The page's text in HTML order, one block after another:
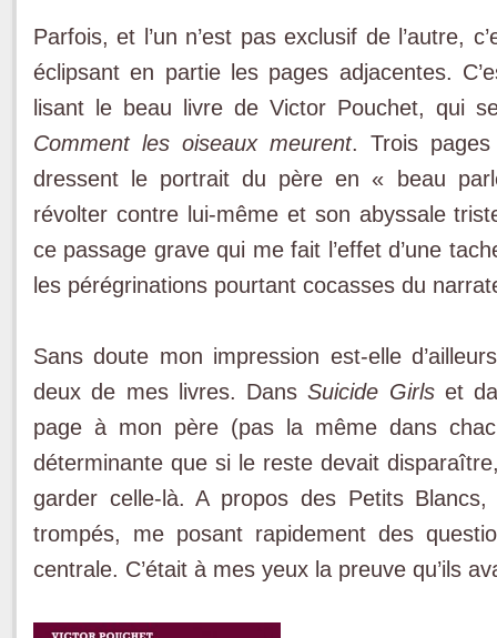
Parfois, et l’un n’est pas exclusif de l’autre,
éclipsant en partie les pages adjacentes.
lisant le beau livre de Victor Pouchet, qui
Comment les oiseaux meurent. Trois
dressent le portrait du père en « beau
révolter contre lui-même et son abyssale
ce passage grave qui me fait l’effet d’une
les pérégrinations pourtant cocasses du
Sans doute mon impression est-elle
deux de mes livres. DansSuicide Girlset
page à mon père (pas la même dans
déterminante que si le reste devait
garder celle-là. A propos des Petits
trompés, me posant rapidement des
centrale. C’était à mes yeux la preuve qu’ils